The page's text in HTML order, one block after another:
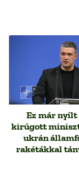
Ez már nyílt
kirúgott
ukrán
rakétákkal